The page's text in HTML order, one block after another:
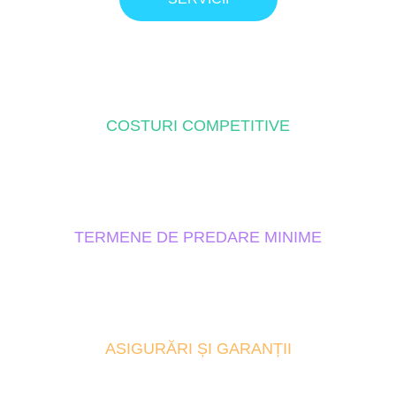
COSTURI COMPETITIVE
TERMENE DE PREDARE MINIME
ASIGURĂRI ȘI GARANȚII